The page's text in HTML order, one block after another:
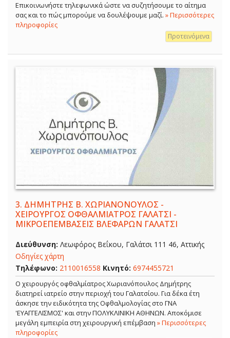
Επικοινωνήστε τηλεφωνικά ώστε να συζητήσουμε το αίτημα
σας και το πώς μπορούμε να δουλέψουμε μαζί. » Περισσότερες
πληροφορίες
Προτεινόμενα
3. ΔΗΜΗΤΡΗΣ Β. ΧΩΡΙΑΝΟΝΟΥΛΟΣ -
ΧΕΙΡΟΥΡΓΟΣ ΟΦΘΑΛΜΙΑΤΡΟΣ ΓΑΛΑΤΣΙ -
ΜΙΚΡΟΕΠΕΜΒΑΣΕΙΣ ΒΛΕΦΑΡΩΝ ΓΑΛΑΤΣΙ
Διεύθυνση: Λεωφόρος Βεΐκου, Γαλάτσι 111 46, Αττικής
Οδηγίες χάρτη
Τηλέφωνο: 2110016558 Κινητό: 6974455721
Ο χειρουργός οφθαλμίατρος Χωριανόπουλος Δημήτρης
διατηρεί ιατρείο στην περιοχή του Γαλατσίου. Για δέκα έτη
άσκησε την ειδικότητα της Οφθαλμολογίας στο ΓΝΑ
'ΕΥΑΓΓΕΛΙΣΜΟΣ' και στην ΠΟΛΥΚΛΙΝΙΚΗ ΑΘΗΝΩΝ. Αποκόμισε
μεγάλη εμπειρία στη χειρουργική επέμβαση » Περισσότερες
πληροφορίες